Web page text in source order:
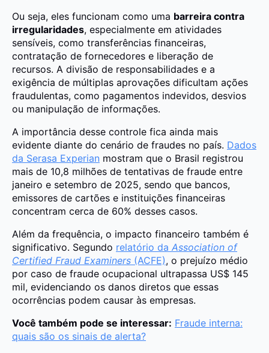
Ou seja, eles funcionam como uma barreira contra
irregularidades, especialmente em atividades
sensíveis, como transferências financeiras,
contratação de fornecedores e liberação de
recursos. A divisão de responsabilidades e a
exigência de múltiplas aprovações dificultam ações
fraudulentas, como pagamentos indevidos, desvios
ou manipulação de informações.
A importância desse controle fica ainda mais
evidente diante do cenário de fraudes no país. Dados
da Serasa Experian mostram que o Brasil registrou
mais de 10,8 milhões de tentativas de fraude entre
janeiro e setembro de 2025, sendo que bancos,
emissores de cartões e instituições financeiras
concentram cerca de 60% desses casos.
Além da frequência, o impacto financeiro também é
significativo. Segundo relatório da Association of
Certified Fraud Examiners (ACFE), o prejuízo médio
por caso de fraude ocupacional ultrapassa US$ 145
mil, evidenciando os danos diretos que essas
ocorrências podem causar às empresas.
Você também pode se interessar: Fraude interna:
quais são os sinais de alerta?